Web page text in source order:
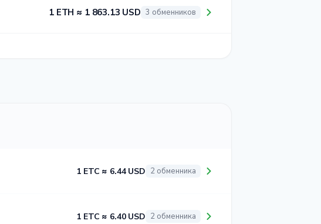
1 ETH ≈ 1 863.13 USD 3 обменников
1 ETC ≈ 6.44 USD 2 обменника
1 ETC ≈ 6.40 USD 2 обменника